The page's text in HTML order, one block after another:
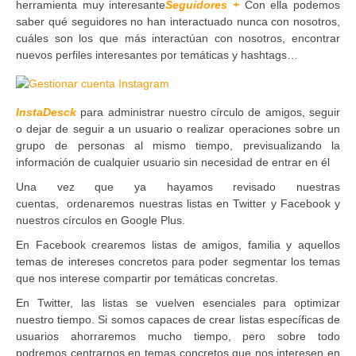
herramienta muy interesanteSeguidores + Con ella podemos
saber qué seguidores no han interactuado nunca con nosotros,
cuáles son los que más interactúan con nosotros, encontrar
nuevos perfiles interesantes por temáticas y hashtags…
InstaDesck para administrar nuestro círculo de amigos, seguir
o dejar de seguir a un usuario o realizar operaciones sobre un
grupo de personas al mismo tiempo, previsualizando la
información de cualquier usuario sin necesidad de entrar en él
Una vez que ya hayamos revisado nuestras
cuentas, ordenaremos nuestras listas en Twitter y Facebook y
nuestros círculos en Google Plus.
En Facebook crearemos listas de amigos, familia y aquellos
temas de intereses concretos para poder segmentar los temas
que nos interese compartir por temáticas concretas.
En Twitter, las listas se vuelven esenciales para optimizar
nuestro tiempo. Si somos capaces de crear listas específicas de
usuarios ahorraremos mucho tiempo, pero sobre todo
podremos centrarnos en temas concretos que nos interesen en